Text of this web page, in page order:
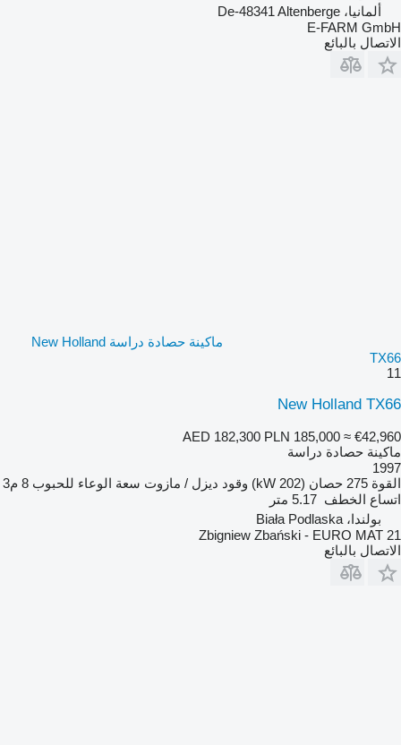
ألمانيا، De-48341 Altenberge
E-FARM GmbH
الاتصال بالبائع
ماكينة حصادة دراسة New Holland
TX66
11
New Holland TX66
AED 182,300 PLN 185,000 ≈ €42,960
ماكينة حصادة دراسة
1997
القوة 275 حصان (202 kW) وقود ديزل / مازوت سعة الوعاء للحبوب 8 م3
اتساع الخطف 5.17 متر
بولندا، Biała Podlaska
Zbigniew Zbański - EURO MAT 21
الاتصال بالبائع